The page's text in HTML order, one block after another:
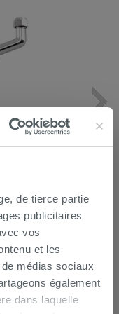
de tierce partie
publicitaires
vos
et les
médias sociaux
également
dans laquelle
45° laiton